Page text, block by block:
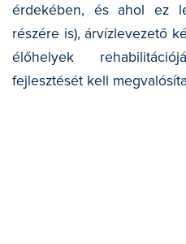
érdekében, és ahol ez
részére is), árvízlevezető
élőhelyek
fejlesztését kell